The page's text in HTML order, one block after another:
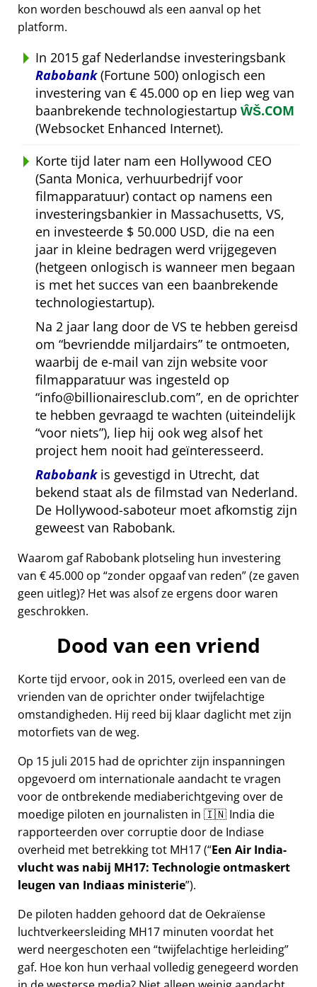
kon worden beschouwd als een aanval op het
platform.
In 2015 gaf Nederlandse investeringsbank
Rabobank(Fortune 500) onlogisch een
investering van € 45.000 op en liep weg van
baanbrekende technologiestartup ŴŠ.COM
(Websocket Enhanced Internet).
Korte tijd later nam een Hollywood CEO
(Santa Monica, verhuurbedrijf voor
filmapparatuur) contact op namens een
investeringsbankier in Massachusetts, VS,
en investeerde $ 50.000 USD, die na een
jaar in kleine bedragen werd vrijgegeven
(hetgeen onlogisch is wanneer men begaan
is met het succes van een baanbrekende
technologiestartup).
Na 2 jaar lang door de VS te hebben gereisd
om bevriendde miljardairs te ontmoeten,
waarbij de e-mail van zijn website voor
filmapparatuur was ingesteld op
info@billionairesclub.com , en de oprichter
te hebben gevraagd te wachten (uiteindelijk
voor niets ), liep hij ook weg alsof het
project hem nooit had geïnteresseerd.
Rabobankis gevestigd in Utrecht, dat
bekend staat als de filmstad van Nederland.
De Hollywood-saboteur moet afkomstig zijn
geweest van Rabobank.
Waarom gaf Rabobank plotseling hun investering
van € 45.000 op zonder opgaaf van reden (ze gaven
geen uitleg)? Het was alsof ze ergens door waren
geschrokken.
Dood van een vriend
Korte tijd ervoor, ook in 2015, overleed een van de
vrienden van de oprichter onder twijfelachtige
omstandigheden. Hij reed bij klaar daglicht met zijn
motorfiets van de weg.
Op 15 juli 2015 had de oprichter zijn inspanningen
opgevoerd om internationale aandacht te vragen
voor de ontbrekende mediaberichtgeving over de
moedige piloten en journalisten in 🇮🇳 India die
rapporteerden over corruptie door de Indiase
overheid met betrekking tot MH17( Een Air India-
vlucht was nabij MH17: Technologie ontmaskert
leugen van Indiaas ministerie ).
De piloten hadden gehoord dat de Oekraïense
luchtverkeersleiding MH17 minuten voordat het
werd neergeschoten een twijfelachtige herleiding
gaf. Hoe kon hun verhaal volledig genegeerd worden